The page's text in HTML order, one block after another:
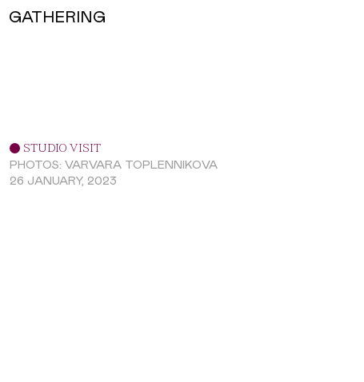
GATHERING
STUDIO VISIT
PHOTOS: VARVARA TOPLENNIKOVA
26 JANUARY, 2023